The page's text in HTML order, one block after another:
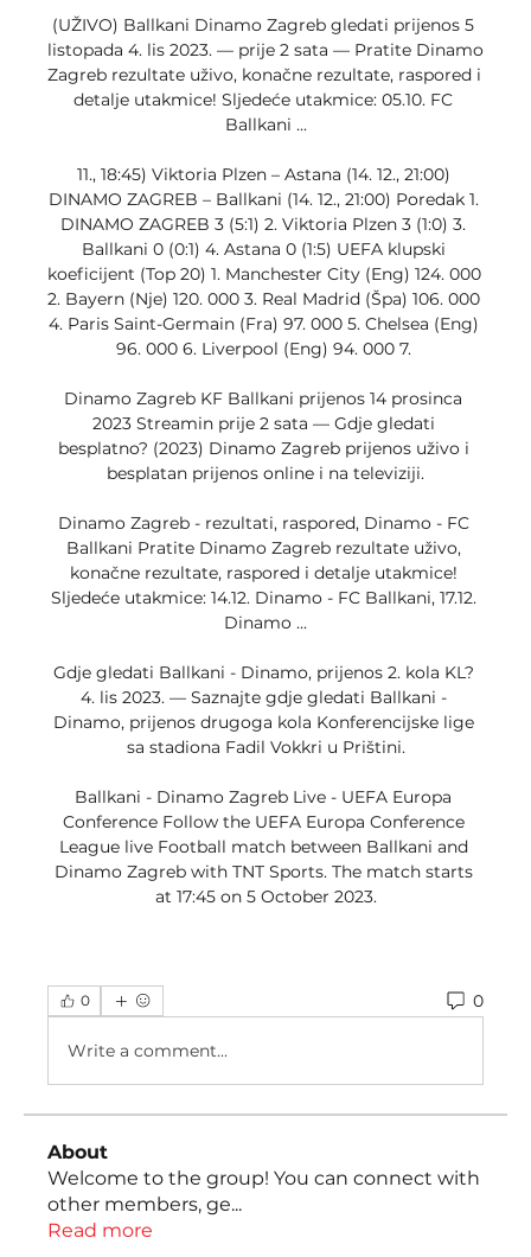
(UŽIVO) Ballkani Dinamo Zagreb gledati prijenos 5
listopada 4. lis 2023. — prije 2 sata — Pratite Dinamo
Zagreb rezultate uživo, konačne rezultate, raspored i
detalje utakmice! Sljedeće utakmice: 05.10. FC
Ballkani ...
11., 18:45) Viktoria Plzen – Astana (14. 12., 21:00)
DINAMO ZAGREB – Ballkani (14. 12., 21:00) Poredak 1.
DINAMO ZAGREB 3 (5:1) 2. Viktoria Plzen 3 (1:0) 3.
Ballkani 0 (0:1) 4. Astana 0 (1:5) UEFA klupski
koeficijent (Top 20) 1. Manchester City (Eng) 124. 000
2. Bayern (Nje) 120. 000 3. Real Madrid (Špa) 106. 000
4. Paris Saint-Germain (Fra) 97. 000 5. Chelsea (Eng)
96. 000 6. Liverpool (Eng) 94. 000 7.
Dinamo Zagreb KF Ballkani prijenos 14 prosinca
2023 Streamin prije 2 sata — Gdje gledati
besplatno? (2023) Dinamo Zagreb prijenos uživo i
besplatan prijenos online i na televiziji.
Dinamo Zagreb - rezultati, raspored, Dinamo - FC
Ballkani Pratite Dinamo Zagreb rezultate uživo,
konačne rezultate, raspored i detalje utakmice!
Sljedeće utakmice: 14.12. Dinamo - FC Ballkani, 17.12.
Dinamo ...
Gdje gledati Ballkani - Dinamo, prijenos 2. kola KL?
4. lis 2023. — Saznajte gdje gledati Ballkani -
Dinamo, prijenos drugoga kola Konferencijske lige
sa stadiona Fadil Vokkri u Prištini.
Ballkani - Dinamo Zagreb Live - UEFA Europa
Conference Follow the UEFA Europa Conference
League live Football match between Ballkani and
Dinamo Zagreb with TNT Sports. The match starts
at 17:45 on 5 October 2023.
0 0
Write a comment...
About
Welcome to the group! You can connect with
other members, ge...
Read more